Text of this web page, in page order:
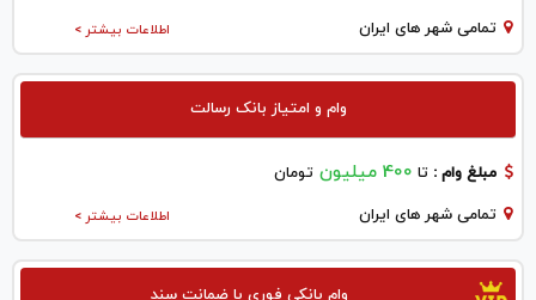
اطلاعات بیشتر > تمامی شهر های ایران
وام و امتیاز بانک رسالت
مبلغ وام : تا 400 میلیون تومان
اطلاعات بیشتر > تمامی شهر های ایران
وام بانکی فوری با ضمانت سند